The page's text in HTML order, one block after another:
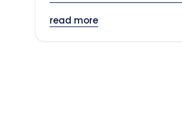
read more